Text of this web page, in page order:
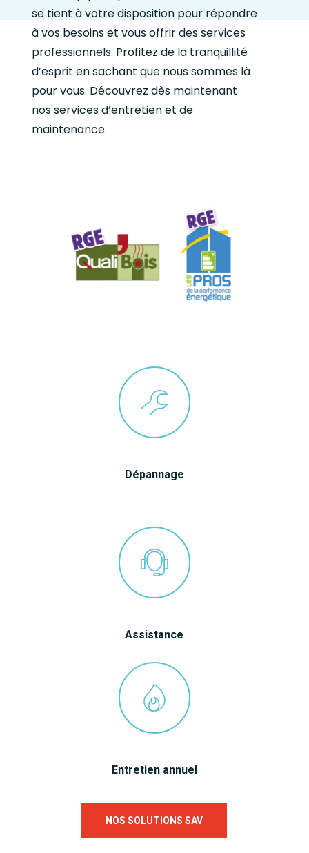
se tient à votre disposition pour répondre
à vos besoins et vous offrir des services
professionnels. Profitez de la tranquillité
d’esprit en sachant que nous sommes là
pour vous. Découvrez dès maintenant
nos services d’entretien et de
maintenance.
Dépannage
Assistance
Entretien annuel
NOS SOLUTIONS SAV